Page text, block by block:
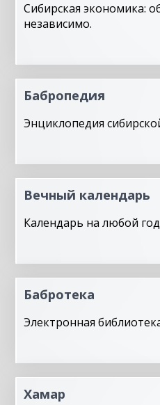
Сибирская экономика:
независимо.
Бабропедия
Энциклопедия
Вечный календарь
Календарь на любой
Бабротека
Электронная
Хамар